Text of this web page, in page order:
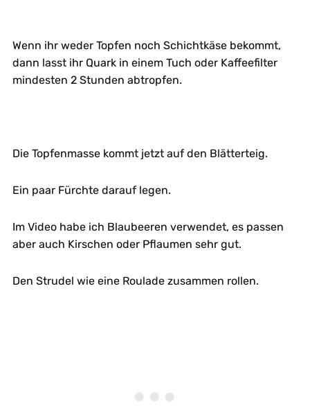
Wenn ihr weder Topfen noch Schichtkäse bekommt,
dann lasst ihr Quark in einem Tuch oder Kaffeefilter
mindesten 2 Stunden abtropfen.
Die Topfenmasse kommt jetzt auf den Blätterteig.
Ein paar Fürchte darauf legen.
Im Video habe ich Blaubeeren verwendet, es passen
aber auch Kirschen oder Pflaumen sehr gut.
Den Strudel wie eine Roulade zusammen rollen.